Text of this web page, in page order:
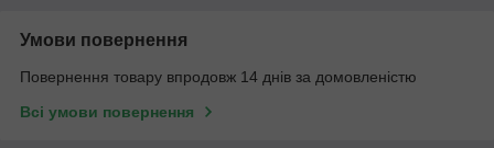
Умови повернення
Повернення товару впродовж 14 днів за домовленістю
Всі умови повернення